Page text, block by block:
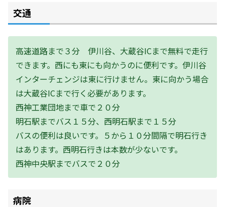
交通
高速道路まで３分 伊川谷、大蔵谷ICまで無料で走行
できます。西にも東にも向かうのに便利です。伊川谷
インターチェンジは東に行けません。東に向かう場合
は大蔵谷ICまで行く必要があります。
西神工業団地まで車で２０分
明石駅までバス１５分、西明石駅まで１５分
バスの便利は良いです。５から１０分間隔で明石行き
はあります。西明石行きは本数が少ないです。
西神中央駅までバスで２０分
病院